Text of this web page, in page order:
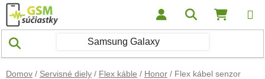
Prejsť na obsah Hľadať
Domov / Servisné diely / Flex káble / Honor / Flex kábel senzor